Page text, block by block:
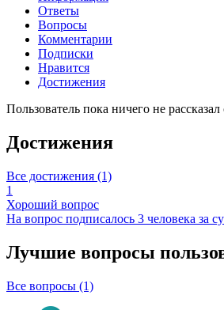
Ответы
Вопросы
Комментарии
Подписки
Нравится
Достижения
Пользователь пока ничего не рассказал
Достижения
Все достижения (1)
1
Хороший вопрос
На вопрос подписалось 3 человека за
Лучшие вопросы
Все вопросы (1)